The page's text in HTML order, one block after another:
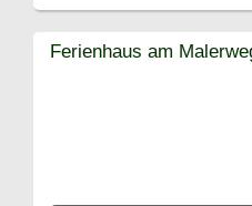
Ferienhaus am